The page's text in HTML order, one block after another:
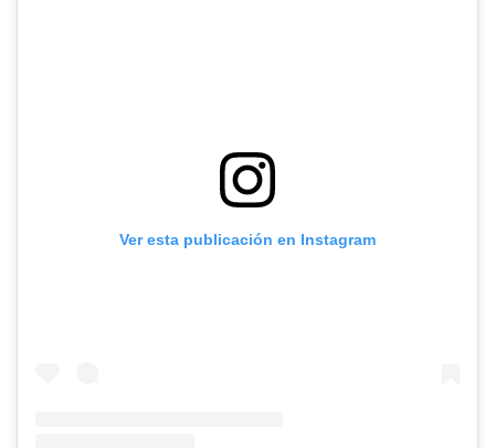
Ver esta publicación en Instagram